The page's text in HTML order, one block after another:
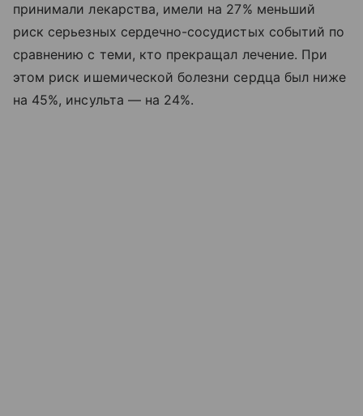
принимали лекарства, имели на 27% меньший
риск серьезных сердечно-сосудистых событий по
сравнению с теми, кто прекращал лечение. При
этом риск ишемической болезни сердца был ниже
на 45%, инсульта — на 24%.